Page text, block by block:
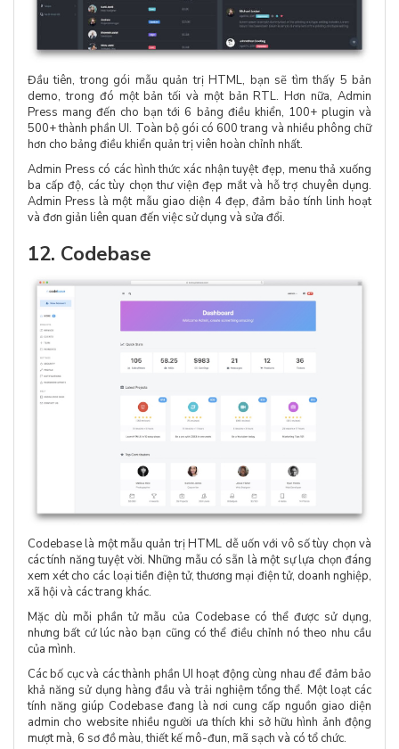
Đầu tiên, trong gói mẫu quản trị HTML, bạn sẽ tìm thấy 5 bản
demo, trong đó một bản tối và một bản RTL. Hơn nữa, Admin
Press mang đến cho bạn tới 6 bảng điều khiển, 100+ plugin và
500+ thành phần UI. Toàn bộ gói có 600 trang và nhiều phông chữ
hơn cho bảng điều khiển quản trị viên hoàn chỉnh nhất.
Admin Press có các hình thức xác nhận tuyệt đẹp, menu thả xuống
ba cấp độ, các tùy chọn thư viện đẹp mắt và hỗ trợ chuyên dụng.
Admin Press là một mẫu giao diện 4 đẹp, đảm bảo tính linh hoạt
và đơn giản liên quan đến việc sử dụng và sửa đổi.
12. Codebase
Codebase là một mẫu quản trị HTML dễ uốn với vô số tùy chọn và
các tính năng tuyệt vời. Những mẫu có sẵn là một sự lựa chọn đáng
xem xét cho các loại tiền điện tử, thương mại điện tử, doanh nghiệp,
xã hội và các trang khác.
Mặc dù mỗi phần tử mẫu của Codebase có thể được sử dụng,
nhưng bất cứ lúc nào bạn cũng có thể điều chỉnh nó theo nhu cầu
của mình.
Các bố cục và các thành phần UI hoạt động cùng nhau để đảm bảo
khả năng sử dụng hàng đầu và trải nghiệm tổng thể. Một loạt các
tính năng giúp Codebase đang là nơi cung cấp nguồn giao diện
admin cho website nhiều người ưa thích khi sở hữu hình ảnh động
mượt mà, 6 sơ đồ màu, thiết kế mô-đun, mã sạch và có tổ chức.